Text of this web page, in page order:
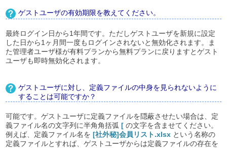
ゲストユーザの有効期限を教えてください。
最終ログイン日から1年間です。ただしゲストユーザを新規に設定
した日から1ヶ月間一度もログインされないと無効化されます。ま
た管理者ユーザ様が有料プランから無料プランに戻りますとゲスト
ユーザも即時無効化されます。
ゲストユーザに対し、定義ファイルの中身を見られないように
することは可能ですか？
可能です。ゲストユーザに定義ファイルを隠蔽させたい場合は、定
義ファイル名の文字列に半角角括弧 [の文字を含ませてください。
例えば、定義ファイル名を [社外秘]会員リスト.xlsx という名称の
定義ファイルとすれば、ゲストユーザからは定義ファイルの存在を